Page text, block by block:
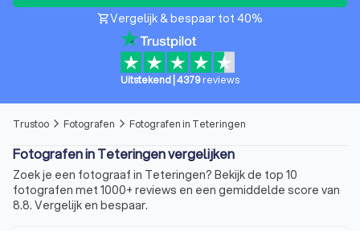
shopping_cartVergelijk & bespaar tot 40%
Uitstekend 4379reviews
Trustoo arrow_forward_ios Fotografen arrow_forward_ios Fotografen in Teteringen
Fotografen in Teteringen vergelijken
Zoek je een fotograaf in Teteringen? Bekijk de top 10
fotografen met 1000+ reviews en een gemiddelde score van
8.8. Vergelijk en bespaar.